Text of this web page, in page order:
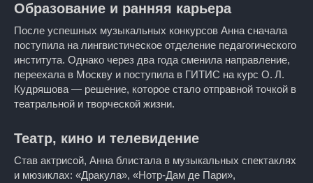
Образование и ранняя карьера
После успешных музыкальных конкурсов Анна сначала
поступила на лингвистическое отделение педагогического
института. Однако через два года сменила направление,
переехала в Москву и поступила в ГИТИС на курс О. Л.
Кудряшова — решение, которое стало отправной точкой в
театральной и творческой жизни.
Театр, кино и телевидение
Став актрисой, Анна блистала в музыкальных спектаклях
и мюзиклах: «Дракула», «Нотр-Дам де Пари»,